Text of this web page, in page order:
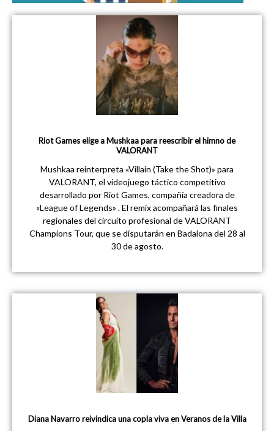
Riot Games elige a Mushkaa para reescribir el himno de
VALORANT
Mushkaa reinterpreta «Villain (Take the Shot)» para
VALORANT, el videojuego táctico competitivo
desarrollado por Riot Games, compañía creadora de
«League of Legends» . El remix acompañará las finales
regionales del circuito profesional de VALORANT
Champions Tour, que se disputarán en Badalona del 28 al
30 de agosto.
Diana Navarro reivindica una copla viva en Veranos de la Villa